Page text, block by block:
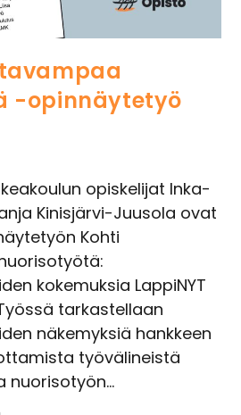
-opinnäytetyö
opiskelijat Inka-
Kinisjärvi-Juusola ovat
Kohti
kokemuksia LappiNYT
tarkastellaan
näkemyksiä hankkeen
työvälineistä
nuorisotyön…